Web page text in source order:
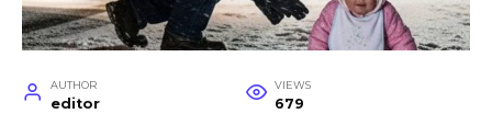
AUTHOR
editor
VIEWS
679